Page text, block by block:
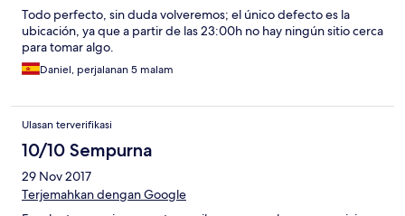
Todo perfecto, sin duda volveremos; el único defecto es la
ubicación, ya que a partir de las 23:00h no hay ningún sitio cerca
para tomar algo.
Daniel, perjalanan 5 malam
Ulasan terverifikasi
10/10 Sempurna
29 Nov 2017
Terjemahkan dengan Google